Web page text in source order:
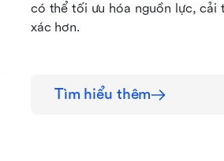
có thể tối ưu hóa nguồn lực, cải
xác hơn.
Tìm hiểu thêm